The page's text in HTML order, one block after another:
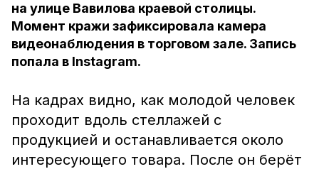
на улице Вавилова краевой столицы.
Момент кражи зафиксировала камера
видеонаблюдения в торговом зале. Запись
попала в Instagram.
На кадрах видно, как молодой человек
проходит вдоль стеллажей с
продукцией и останавливается около
интересующего товара. После он берёт